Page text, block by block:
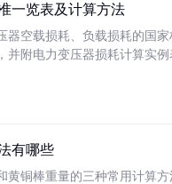
一览表及计算方法
器空载损耗、负载损耗的国
并附电力变压器损耗计算实
有哪些
黄铜棒重量的三种常用计算